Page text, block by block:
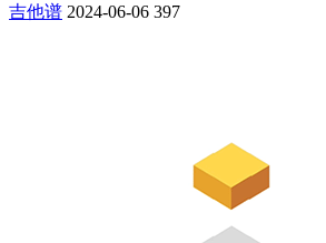
吉他谱 2024-06-06 397